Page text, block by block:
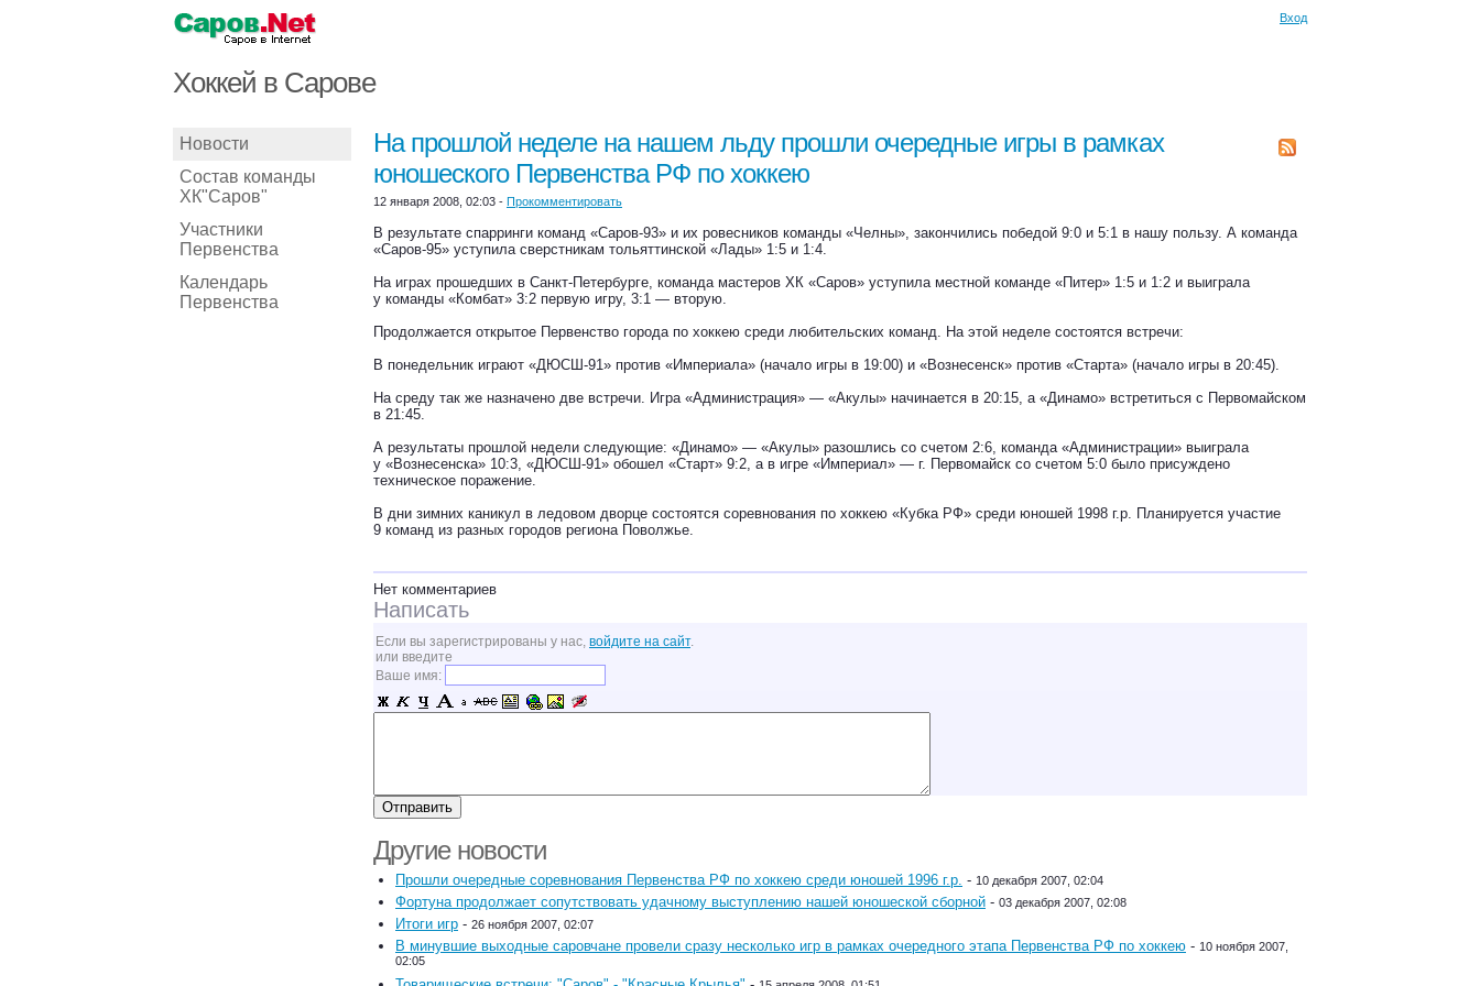
Вход
Хоккей в Сарове
Новости
Состав команды
ХК"Саров"
Участники
Первенства
Календарь
Первенства
На прошлой неделе на нашем льду прошли очередные игры в рамках
юношеского Первенства РФ по хоккею
12 января 2008, 02:03 - Прокомментировать
В результате спарринги команд «Саров-93» и их ровесников команды «Челны», закончились победой 9:0 и 5:1 в нашу пользу. А команда
«Саров-95» уступила сверстникам тольяттинской «Лады» 1:5 и 1:4.
На играх прошедших в Санкт-Петербурге, команда мастеров ХК «Саров» уступила местной команде «Питер» 1:5 и 1:2 и выиграла
у команды «Комбат» 3:2 первую игру, 3:1 — вторую.
Продолжается открытое Первенство города по хоккею среди любительских команд. На этой неделе состоятся встречи:
В понедельник играют «ДЮСШ-91» против «Империала» (начало игры в 19:00) и «Вознесенск» против «Старта» (начало игры в 20:45).
На среду так же назначено две встречи. Игра «Администрация» — «Акулы» начинается в 20:15, а «Динамо» встретиться с Первомайском
в 21:45.
А результаты прошлой недели следующие: «Динамо» — «Акулы» разошлись со счетом 2:6, команда «Администрации» выиграла
у «Вознесенска» 10:3, «ДЮСШ-91» обошел «Старт» 9:2, а в игре «Империал» — г. Первомайск со счетом 5:0 было присуждено
техническое поражение.
В дни зимних каникул в ледовом дворце состоятся соревнования по хоккею «Кубка РФ» среди юношей 1998 г.р. Планируется участие
9 команд из разных городов региона Поволжье.
Нет комментариев
Написать
Если вы зарегистрированы у нас, войдите на сайт.
или введите
Ваше имя:
Другие новости
Прошли очередные соревнования Первенства РФ по хоккею среди юношей 1996 г.р. - 10 декабря 2007, 02:04
Фортуна продолжает сопутствовать удачному выступлению нашей юношеской сборной - 03 декабря 2007, 02:08
Итоги игр - 26 ноября 2007, 02:07
В минувшие выходные саровчане провели сразу несколько игр в рамках очередного этапа Первенства РФ по хоккею - 10 ноября 2007,
02:05